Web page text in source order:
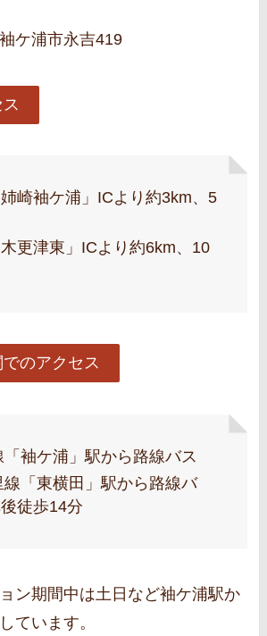
ケ浦市永吉419
崎袖ケ浦」ICより約3km、5
更津東」ICより約6km、10
のアクセス
袖ケ浦」駅から路線バス
線「東横田」駅から路線バ
徒歩14分
ン期間中は土日など袖ケ浦駅か
しています。